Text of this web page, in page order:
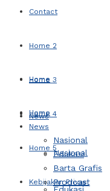
Contact
Home 2
Home 3
Home 4
Home 5
Kebijakan Privasi
Home
News
Nasional
Home
News
Nasional
Edukasi
Barta Grafis
Prodcast